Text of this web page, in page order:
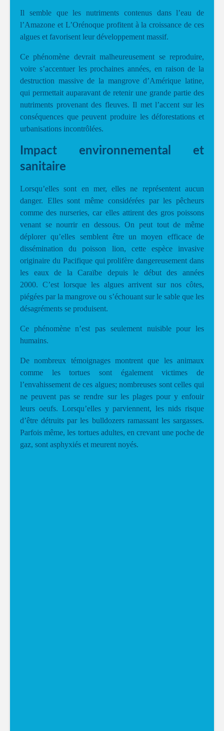
Il semble que les nutriments contenus dans l’eau de
l’Amazone et L’Orénoque profitent à la croissance de ces
algues et favorisent leur développement massif.
Ce phénomène devrait malheureusement se reproduire,
voire s’accentuer les prochaines années, en raison de la
destruction massive de la mangrove d’Amérique latine,
qui permettait auparavant de retenir une grande partie des
nutriments provenant des fleuves. Il met l’accent sur les
conséquences que peuvent produire les déforestations et
urbanisations incontrôlées.
Impact environnemental et
sanitaire
Lorsqu’elles sont en mer, elles ne représentent aucun
danger. Elles sont même considérées par les pêcheurs
comme des nurseries, car elles attirent des gros poissons
venant se nourrir en dessous. On peut tout de même
déplorer qu’elles semblent être un moyen efficace de
dissémination du poisson lion, cette espèce invasive
originaire du Pacifique qui prolifère dangereusement dans
les eaux de la Caraïbe depuis le début des années
2000. C’est lorsque les algues arrivent sur nos côtes,
piégées par la mangrove ou s’échouant sur le sable que les
désagréments se produisent.
Ce phénomène n’est pas seulement nuisible pour les
humains.
De nombreux témoignages montrent que les animaux
comme les tortues sont également victimes de
l’envahissement de ces algues; nombreuses sont celles qui
ne peuvent pas se rendre sur les plages pour y enfouir
leurs oeufs. Lorsqu’elles y parviennent, les nids risque
d’être détruits par les bulldozers ramassant les sargasses.
Parfois même, les tortues adultes, en crevant une poche de
gaz, sont asphyxiés et meurent noyés.